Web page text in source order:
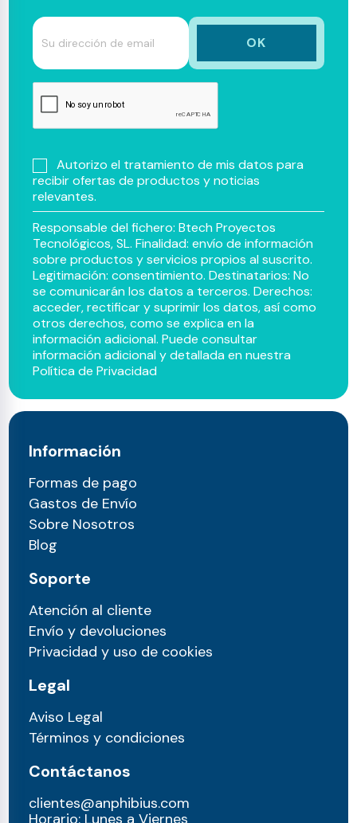
Autorizo el tratamiento de mis datos para
recibir ofertas de productos y noticias
relevantes.
Responsable del fichero: Btech Proyectos
Tecnológicos, SL. Finalidad: envío de información
sobre productos y servicios propios al suscrito.
Legitimación: consentimiento. Destinatarios: No
se comunicarán los datos a terceros. Derechos:
acceder, rectificar y suprimir los datos, así como
otros derechos, como se explica en la
información adicional. Puede consultar
información adicional y detallada en nuestra
Política de Privacidad
Información
Formas de pago
Gastos de Envío
Sobre Nosotros
Blog
Soporte
Atención al cliente
Envío y devoluciones
Privacidad y uso de cookies
Legal
Aviso Legal
Términos y condiciones
Contáctanos
clientes@anphibius.com